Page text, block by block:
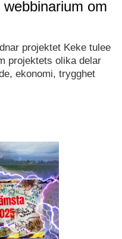
om
projektet Keke tulee
projektets olika delar
ekonomi, trygghet